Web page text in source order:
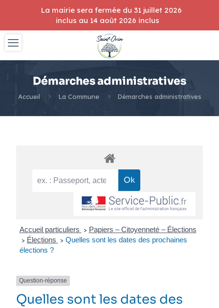
Démarches administratives
Accueil La Commune Démarches administratives
Accueil particuliers > Papiers – Citoyenneté – Élections
> Élections > Quelles sont les dates des prochaines
élections ?
Question-réponse
Quelles sont les dates des
La mairie sera fermée du 31 juillet 2026
inclus au 14 août 2026 inclus